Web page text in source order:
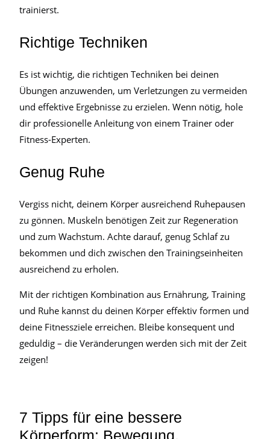
trainierst.
Richtige Techniken
Es ist wichtig, die richtigen Techniken bei deinen
Übungen anzuwenden, um Verletzungen zu vermeiden
und effektive Ergebnisse zu erzielen. Wenn nötig, hole
dir professionelle Anleitung von einem Trainer oder
Fitness-Experten.
Genug Ruhe
Vergiss nicht, deinem Körper ausreichend Ruhepausen
zu gönnen. Muskeln benötigen Zeit zur Regeneration
und zum Wachstum. Achte darauf, genug Schlaf zu
bekommen und dich zwischen den Trainingseinheiten
ausreichend zu erholen.
Mit der richtigen Kombination aus Ernährung, Training
und Ruhe kannst du deinen Körper effektiv formen und
deine Fitnessziele erreichen. Bleibe konsequent und
geduldig – die Veränderungen werden sich mit der Zeit
zeigen!
7 Tipps für eine bessere
Körperform: Bewegung,